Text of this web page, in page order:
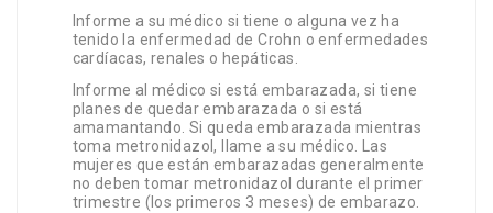
Informe a su médico si tiene o alguna vez ha
tenido la enfermedad de Crohn o enfermedades
cardíacas, renales o hepáticas.
Informe al médico si está embarazada, si tiene
planes de quedar embarazada o si está
amamantando. Si queda embarazada mientras
toma metronidazol, llame a su médico. Las
mujeres que están embarazadas generalmente
no deben tomar metronidazol durante el primer
trimestre (los primeros 3 meses) de embarazo.